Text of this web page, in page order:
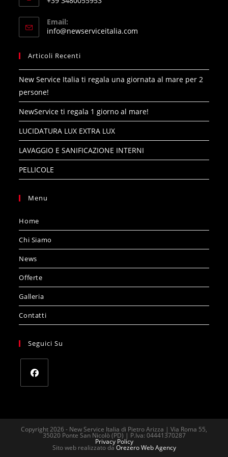
your
application
in
your
Email:
info@newserviceitalia.com
Articoli Recenti
New Service Italia ti regala una giornata al mare per 2
persone!
NewService ti regala 1 giorno al mare!
LUCIDATURA LUX EXTRA LUX
LAVAGGIO E SANIFICAZIONE INTERNI
PELLICOLE
Menu
Home
Chi Siamo
News
Offerte
Galleria
Contatti
Seguici Su
a
new
Copyright 2026 - New Service Italia di Pietro Arizza | Via Roma 55,
35020 Ponte San Nicolò (PD) | P.Iva: 04441370287
Privacy Policy
Sito web realizzato da Orezero Web Agency